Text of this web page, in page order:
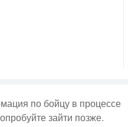
по бойцу в процессе
зайти позже.